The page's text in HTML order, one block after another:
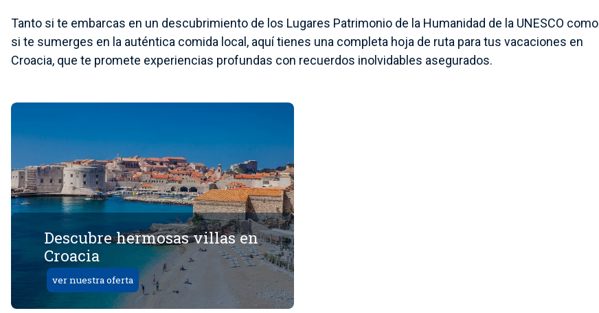
Tanto si te embarcas en un descubrimiento de los Lugares Patrimonio de la Humanidad de la UNESCO como
si te sumerges en la auténtica comida local, aquí tienes una completa hoja de ruta para tus vacaciones en
Croacia, que te promete experiencias profundas con recuerdos inolvidables asegurados.
Descubre hermosas villas en
Croacia
ver nuestra oferta